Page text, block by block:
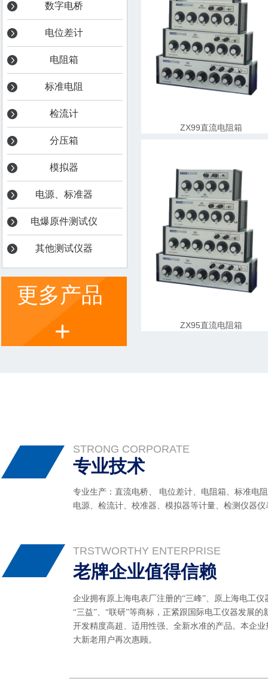
数字电桥
电位差计
电阻箱
标准电阻
检流计
分压箱
模拟器
电源、标准器
电爆原件测试仪
其他测试仪器
ZX99直流电阻箱
ZX95直流电阻箱
更多产品
+
STRONG CORPORATE
专业技术
专业生产：直流电桥、 电位差计、电阻箱、标准电
电源、检流计、校准器、模拟器等计量、检测仪器仪
TRSTWORTHY ENTERPRISE
老牌企业值得信赖
企业拥有原上海电表厂注册的“三峰”、原上海电工仪
“三益”、“联研”等商标，正紧跟国际电工仪器发展的
开发精度高超、适用性强、全新水准的产品。本企业
大新老用户再次惠顾。